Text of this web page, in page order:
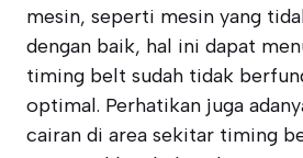
mesin, seperti mesin yang
dengan baik, hal ini dapat
timing belt sudah tidak
optimal. Perhatikan juga
cairan di area sekitar timing